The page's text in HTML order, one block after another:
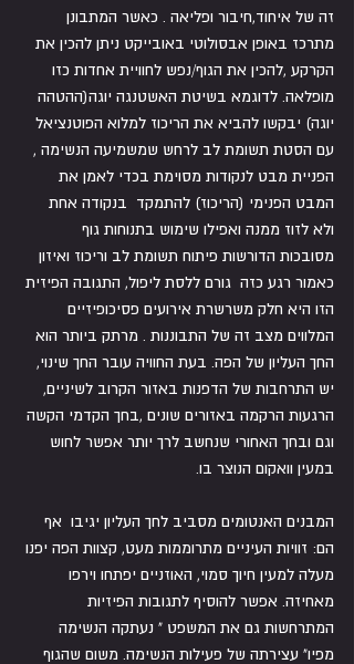
זה של איחוד,חיבור ופליאה . כאשר המתבונן
מתרכז באופן אבסולוטי באובייקט ניתן להכין את
הקרקע ,להכין את הגוף/נפש לחוויית אחדות כזו
מופלאה. לדוגמא בשיטת האשטנגה יוגה(ההטהה
יוגה) יבקשו להביא את הריכוז למלוא הפוטנציאל
עם הסטת תשומת לב לרחש שמשמיעה הנשימה ,
הפניית מבט לנקודות מסוימת בכדי לאמן את
המבט הפנימי (הריכוז) להתמקד  בנקודה אחת
ולא לזוז ממנה ואפילו שימוש בתנוחות גוף
מסובכות הדורשות פיתוח תשומת לב וריכוז ואיזון
כאמור רגע כזה  גורם ללסת ליפול, התגובה הפיזית
הזו היא חלק משרשרת אירועים פסיכופיזיים
המלווים מצב זה של התבוננות . מרתק ביותר הוא
החך העליון של הפה. בעת החוויה עובר החך שינוי,
יש התרחבות של הדפנות באזור הקרוב לשיניים,
הרגעות הרקמה באזורים שונים ,בחך הקדמי הקשה
וגם ובחך האחורי שנחשב לרך יותר אפשר לחוש
במעין וואקום הנוצר בו.
המבנים האנטומים מסביב לחך העליון יגיבו  אף
הם: זוויות העיניים מתרוממות מעט, קצוות הפה יפנו
מעלה למעין חיוך סמוי, האוזניים יפתחו וירפו
מאחיזה. אפשר להוסיף לתגובות הפיזיות
המתרחשות גם את המשפט " נעתקה הנשימה
מפיו" עצירתה של פעילות הנשימה. משום שהגוף